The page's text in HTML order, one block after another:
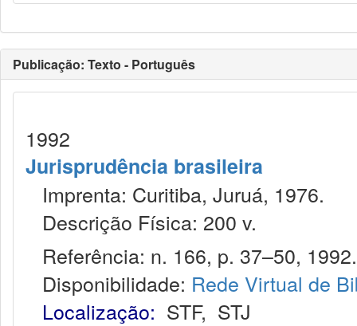
Publicação: Texto - Português
1992
Jurisprudência brasileira
Imprenta: Curitiba, Juruá, 1976.
Descrição Física: 200 v.
Referência: n. 166, p. 37–50, 1992.
Disponibilidade: Rede Virtual de
Localização: STF, STJ